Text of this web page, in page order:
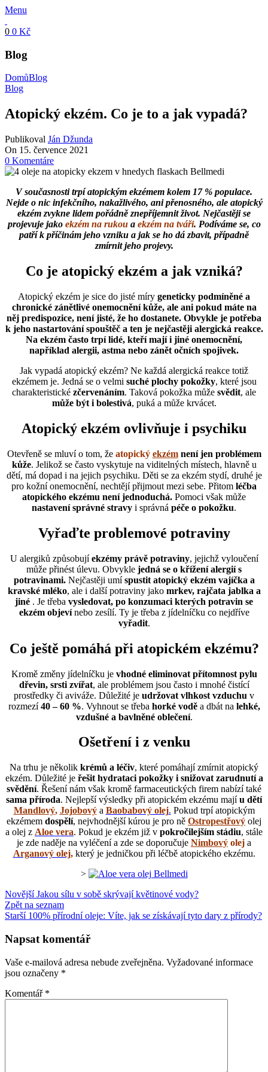
Menu
0 0 Kč
Blog
DomůBlog
Blog
Atopický ekzém. Co je to a jak vypadá?
Publikoval Ján Džunda
On 15. července 2021
0 Komentáre
V současnosti trpí atopickým ekzémem kolem 17 % populace.
Nejde o nic infekčního, nakažlivého, ani přenosného, ale atopický
ekzém zvykne lidem pořádně znepříjemnit život. Nejčastěji se
projevuje jako ekzém na rukou a ekzém na tváři. Podíváme se, co
patří k příčinám jeho vzniku a jak se ho dá zbavit, případně
zmírnit jeho projevy.
Co je atopický ekzém a jak vzniká?
Atopický ekzém je sice do jisté míry geneticky podmíněné a
chronické zánětlivé onemocnění kůže, ale ani pokud máte na
něj predispozice, není jisté, že ho dostanete. Obvykle je potřeba
k jeho nastartování spouštěča ten je nejčastěji alergická reakce.
Na ekzém často trpí lidé, kteří mají i jiné onemocnění,
například alergii, astma nebo zánět očních spojivek.
Jak vypadá atopický ekzém? Ne každá alergická reakce totiž
ekzémem je. Jedná se o velmi suché plochy pokožky, které jsou
charakteristické zčervenáním. Taková pokožka může svědit, ale
může být i bolestivá, puká a může krvácet.
Atopický ekzém ovlivňuje i psychiku
Otevřeně se mluví o tom, že atopický ekzémnení jen problémem
kůže. Jelikož se často vyskytuje na viditelných místech, hlavně u
dětí, má dopad i na jejich psychiku. Děti se za ekzém stydí, druhé je
pro kožní onemocnění, nechtějí přijmout mezi sebe. Přitom léčba
atopického ekzému není jednoduchá. Pomoci však může
nastavení správné stravy i správná péče o pokožku.
Vyřaďte problemové potraviny
U alergiků způsobujíekzémy právě potraviny, jejichž vyloučení
může přinést úlevu. Obvykle jedná se o křížení alergií s
potravinami.Nejčastěji umíspustit atopický ekzém vajíčka a
kravské mléko, ale i další potraviny jako mrkev, rajčata jablka a
jiné . Je třeba vysledovat, po konzumaci kterých potravin se
ekzém objevínebo zesílí. Ty je třeba z jídelníčku co nejdříve
vyřadit.
Co ještě pomáhá při atopickém ekzému?
Kromě změny jídelníčku je vhodné eliminovat přítomnost pylu
dřevin, srsti zvířat, ale problémem jsou často i mnohé čistící
prostředky či aviváže. Důležité je udržovat vlhkost vzduchu v
rozmezí40 – 60 %. Vyhnout se třeba horké voděa dbát na lehké,
vzdušné a bavlněné oblečení.
Ošetření i z venku
Na trhu je několik krémů a léčiv, které pomáhají zmírnit atopický
ekzém. Důležité je řešit hydrataci pokožky i snižovat zarudnutí a
svědění. Řešení nám však kromě farmaceutických firem nabízí také
sama příroda. Nejlepší výsledky při atopickém ekzému majíu dětí
Mandlový, Jojobovýa Baobabový olej. Pokud trpí atopickým
ekzémem dospělí, nejvhodnější kúrou je pro ně Ostropestřový olej
a olej z Aloe vera. Pokud je ekzém již v pokročilejším stádiu, stále
je zde naděje na vyléčení a zde se doporučuje Nimbový olej a
Arganový olej,který je jedničkou při léčbě atopického ekzému.
>
Novější Jakou sílu v sobě skrývají květinové vody?
Zpět na seznam
Starší 100% přírodní oleje: Víte, jak se získávají tyto dary z přírody?
Napsat komentář
Vaše e-mailová adresa nebude zveřejněna. Vyžadované informace
jsou označeny *
Komentář *